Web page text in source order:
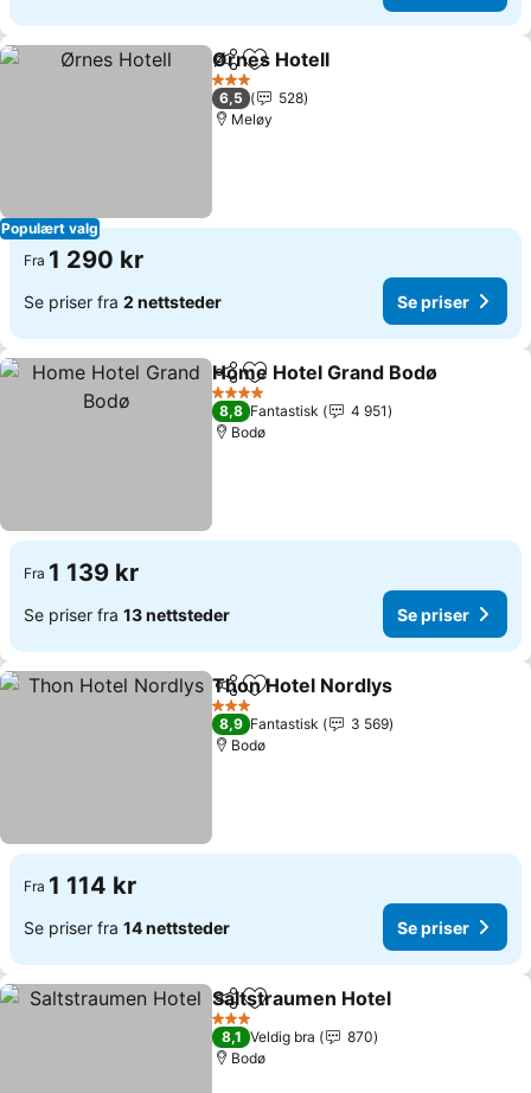
Populært valg
Del Legg til i favoritter
Ørnes Hotell
3 Stjerner
6,5
528
Meløy
Fra 1 290 kr
Se priser fra 2 nettsteder Se priser
Del Legg til i favoritter
Home Hotel Grand Bodø
4 Stjerner
8,8 Fantastisk
4 951
Bodø
Fra 1 139 kr
Se priser fra 13 nettsteder Se priser
Del Legg til i favoritter
Thon Hotel Nordlys
3 Stjerner
8,9 Fantastisk
3 569
Bodø
Fra 1 114 kr
Se priser fra 14 nettsteder Se priser
Del Legg til i favoritter
Saltstraumen Hotel
3 Stjerner
8,1 Veldig bra
870
Bodø